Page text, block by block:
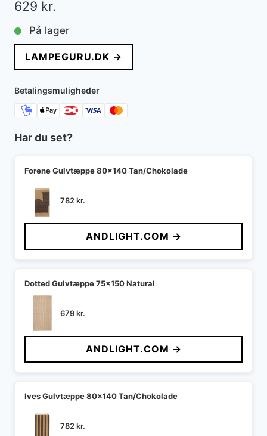
629 kr.
På lager
LAMPEGURU.DK →
Betalingsmuligheder
Har du set?
Forene Gulvtæppe 80x140 Tan/Chokolade
782kr.
ANDLIGHT.COM →
Dotted Gulvtæppe 75x150 Natural
679kr.
ANDLIGHT.COM →
Ives Gulvtæppe 80x140 Tan/Chokolade
782kr.